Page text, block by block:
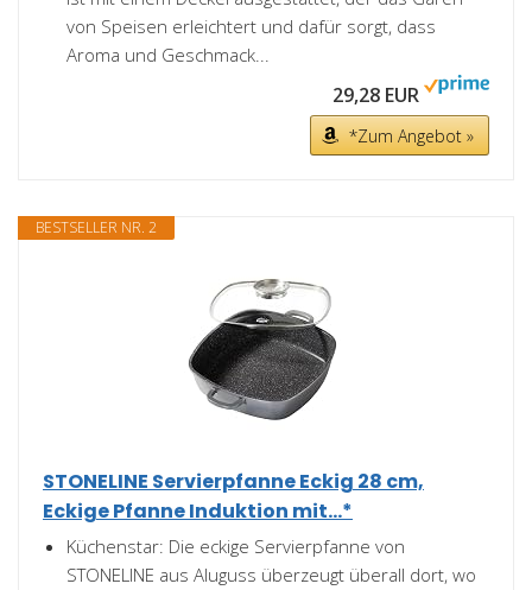
von Speisen erleichtert und dafür sorgt, dass
Aroma und Geschmack...
29,28 EUR
*Zum Angebot »
BESTSELLER NR. 2
STONELINE Servierpfanne Eckig 28 cm,
Eckige Pfanne Induktion mit...*
Küchenstar: Die eckige Servierpfanne von
STONELINE aus Aluguss überzeugt überall dort, wo